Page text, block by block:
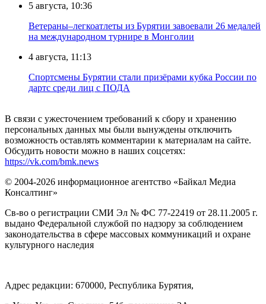
5 августа, 10:36
Ветераны–легкоатлеты из Бурятии завоевали 26 медалей
на международном турнире в Монголии
4 августа, 11:13
Спортсмены Бурятии стали призёрами кубка России по
дартс среди лиц с ПОДА
В связи с ужесточением требований к сбору и хранению
персональных данных мы были вынуждены отключить
возможность оставлять комментарии к материалам на сайте.
Обсудить новости можно в наших соцсетях:
https://vk.com/bmk.news
© 2004-2026 информационное агентство «Байкал Медиа
Консалтинг»
Св-во о регистрации СМИ Эл № ФС 77-22419 от 28.11.2005 г.
выдано Федеральной службой по надзору за соблюдением
законодательства в сфере массовых коммуникаций и охране
культурного наследия
Адрес редакции: 670000, Республика Бурятия,